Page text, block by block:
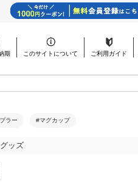
期 このサイトについて ご利用ガイド
ラー #マグカップ
ッズ